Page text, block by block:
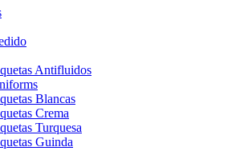
Antifluidos
Blancas
Crema
Turquesa
Guinda